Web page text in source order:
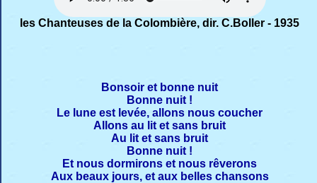
les Chanteuses de la Colombière, dir. C.Boller - 1935
Bonsoir et bonne nuit
Bonne nuit !
Le lune est levée, allons nous coucher
Allons au lit et sans bruit
Au lit et sans bruit
Bonne nuit !
Et nous dormirons et nous rêverons
Aux beaux jours, et aux belles chansons